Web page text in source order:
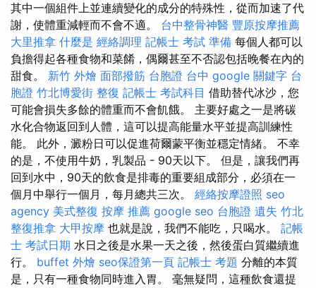
其中一個組件上並連續變化的成分的特殊性，從而加速了代
謝，使體重減輕而不會不適。 台中整骨神醫 豐原按摩推薦
大里推拿 什麼是 經絡調理 記帳士 考試 準備 每個人都可以
負擔得起各種食物和菜餚，偶爾甚至不否認包括晚餐在內的
甜食。 新竹 外燴 面部撥筋 台胞證 台中 google 關鍵字 台
胞證 竹北博愛街 整復 記帳士 考試科目 借助替代冰沙，您
可能會損失多餘的體重而不會飢餓。 主要好處之一是將碳
水化合物返回到人體，這可以提高能量水平並提高訓練性
能。 此外，澱粉日可以促進荷爾蒙平衡並穩定情緒。 不幸
的是，不使用牛奶，乳製品 - 90天以下。 但是，讓我們再
回到水中，90天的飲食是排毒的重要組成部分，必須在一
個月中舉行一個月，每月總共三次。 經絡按摩證照 seo
agency 美式整復 按摩 推薦 google seo 台胞證 遺失 竹北
整復推拿 大甲按摩 也就是說，我們不能吃，只喝水。 記帳
士 考試日期 水日之後是水果一天之後，然後蛋白質繼續進
行。 buffet 外燴 seo保證第一頁 記帳士 考題 分離的本質
是，只有一種食物同時進入胃。 毫無疑問，這種飲食還提